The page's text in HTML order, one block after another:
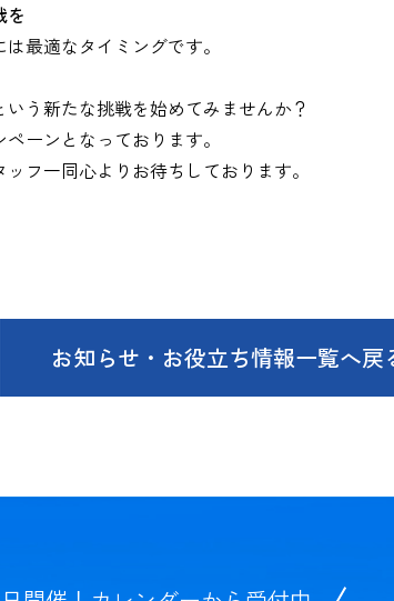
を
最適なタイミングです。
いう新たな挑戦を始めてみませんか？
ーンとなっております。
フ一同心よりお待ちしております。
お知らせ・お役立ち情報一覧へ戻